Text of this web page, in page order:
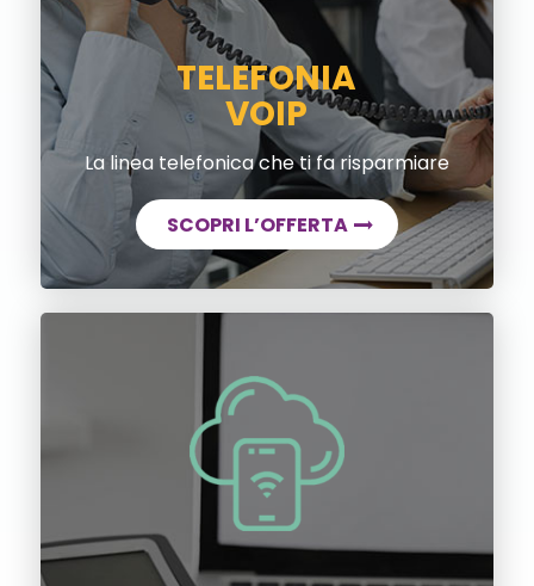
TELEFONIA
VOIP
La linea telefonica che ti fa risparmiare
SCOPRI L’OFFERTA